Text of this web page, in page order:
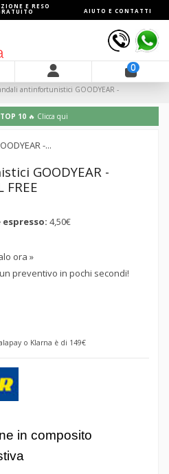
E RESO
AIUTO E CONTATTI
0
antinfortunistici GOODYEAR -
TOP 10 🔥 Clicca qui
GOODYEAR -
FREE
4,50€
ora »
preventivo in pochi secondi!
o Klarna è di 149€
in composito